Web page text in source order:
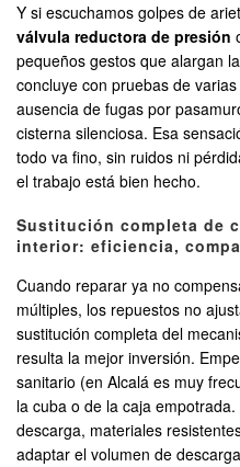
Y si escuchamos golpes de
válvula reductora de presión
pequeños gestos que alargan
concluye con pruebas de
ausencia de fugas por
cisterna silenciosa. Esa
todo va fino, sin ruidos ni
el trabajo está bien hecho.
Sustitución completa de
interior: eficiencia,
Cuando reparar ya no
múltiples, los repuestos no
sustitución completa del
resulta la mejor inversión.
sanitario (en Alcalá es muy
la cuba o de la caja
descarga, materiales
adaptar el volumen de